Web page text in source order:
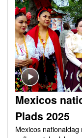
Mexicos
Plads 2025
Mexicos